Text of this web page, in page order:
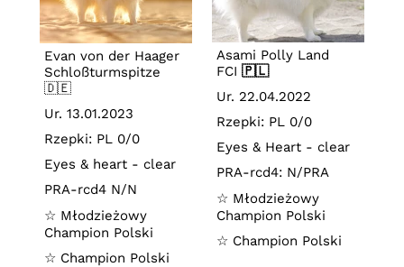
Evan von der Haager
Schloßturmspitze
🇩🇪
Ur. 13.01.2023
Rzepki: PL 0/0
Eyes & heart - clear
PRA-rcd4 N/N
☆ Młodzieżowy
Champion Polski
☆ Champion Polski
Asami Polly Land
FCI 🇵🇱
Ur. 22.04.2022
Rzepki: PL 0/0
Eyes & Heart - clear
PRA-rcd4: N/PRA
☆ Młodzieżowy
Champion Polski
☆ Champion Polski